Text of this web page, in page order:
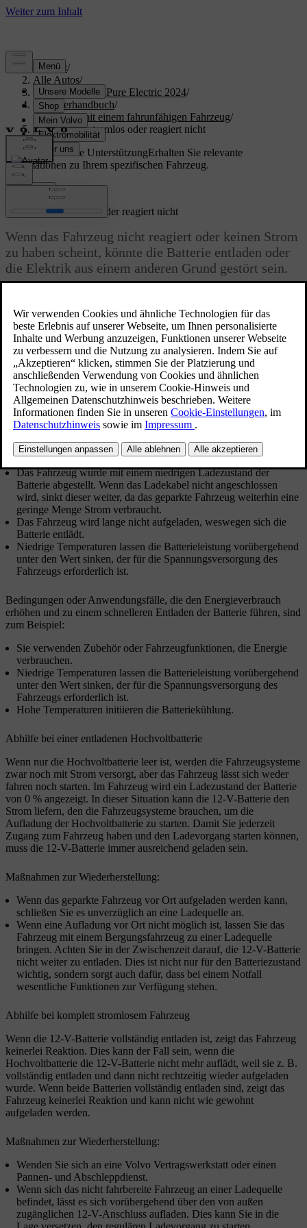
Support/
Alle Autos/
XC40 Recharge Pure Electric 2024/
Benutzerhandbuch/
Umgang mit einem fahrunfähigen Fahrzeug/
Fahrzeug ist stromlos oder reagiert nicht
Maßgeschneiderte UnterstützungErhalten Sie relevante
Informationen zu Ihrem spezifischen Fahrzeug.
Anmelden
Fahrzeug ist stromlos oder reagiert nicht
Wenn das Fahrzeug nicht reagiert oder keinen Strom
zu haben scheint, könnte die Batterie entladen oder
die Elektrik aus einem anderen Grund gestört sein.
Aktionen Ihrerseits. Hierzu gehört auch der Versuch, das Fahrzeug
zu entriegeln oder zu starten.
Wenn das Fahrzeug wegen einer nicht ausreichenden
Stromversorgung nicht reagiert, haben Sie je nach Ausgangslage
verschiedene Möglichkeiten, das Problem zu beheben.
In folgenden Fällen kann es vorkommen, dass beide
Fahrzeugbatterien entladen sind:
Das Fahrzeug wurde bis zu einem Ladezustand von 0 % gefahren
und nicht direkt wieder aufgeladen.
Das Fahrzeug wurde mit einem niedrigen Ladezustand der
Batterie abgestellt. Wenn das Ladekabel nicht angeschlossen
wird, sinkt dieser weiter, da das geparkte Fahrzeug weiterhin eine
geringe Menge Strom verbraucht.
Das Fahrzeug wird lange nicht aufgeladen, weswegen sich die
Batterie entlädt.
Niedrige Temperaturen lassen die Batterieleistung vorübergehend
unter den Wert sinken, der für die Spannungsversorgung des
Fahrzeugs erforderlich ist.
Bedingungen oder Anwendungsfälle, die den Energieverbrauch
erhöhen und zu einem schnelleren Entladen der Batterie führen, sind
zum Beispiel:
Sie verwenden Zubehör oder Fahrzeugfunktionen, die Energie
verbrauchen.
Niedrige Temperaturen lassen die Batterieleistung vorübergehend
unter den Wert sinken, der für die Spannungsversorgung des
Fahrzeugs erforderlich ist.
Hohe Temperaturen initiieren die Batteriekühlung.
Abhilfe bei einer entladenen Hochvoltbatterie
Wenn nur die Hochvoltbatterie leer ist, werden die Fahrzeugsysteme
zwar noch mit Strom versorgt, aber das Fahrzeug lässt sich weder
fahren noch starten. Im Fahrzeug wird ein Ladezustand der Batterie
von 0 % angezeigt. In dieser Situation kann die 12-V-Batterie den
Strom liefern, den die Fahrzeugsysteme brauchen, um die
Aufladung der Hochvoltbatterie zu starten. Damit Sie jederzeit
Zugang zum Fahrzeug haben und den Ladevorgang starten können,
muss die 12-V-Batterie immer ausreichend geladen sein.
Maßnahmen zur Wiederherstellung:
Wenn das geparkte Fahrzeug vor Ort aufgeladen werden kann,
schließen Sie es unverzüglich an eine Ladequelle an.
Wenn eine Aufladung vor Ort nicht möglich ist, lassen Sie das
Fahrzeug mit einem Bergungsfahrzeug zu einer Ladequelle
bringen. Achten Sie in der Zwischenzeit darauf, die 12-V-Batterie
nicht weiter zu entladen. Dies ist nicht nur für den Batteriezustand
wichtig, sondern sorgt auch dafür, dass bei einem Notfall
wesentliche Funktionen zur Verfügung stehen.
Abhilfe bei komplett stromlosem Fahrzeug
Wenn die 12-V-Batterie vollständig entladen ist, zeigt das Fahrzeug
keinerlei Reaktion. Dies kann der Fall sein, wenn die
Hochvoltbatterie die 12-V-Batterie nicht mehr auflädt, weil sie z. B.
vollständig entladen und dann nicht rechtzeitig wieder aufgeladen
wurde. Wenn beide Batterien vollständig entladen sind, zeigt das
Fahrzeug keinerlei Reaktion und kann nicht wie gewohnt
aufgeladen werden.
Maßnahmen zur Wiederherstellung:
Wenden Sie sich an eine Volvo Vertragswerkstatt oder einen
Pannen- und Abschleppdienst.
Wenn sich das nicht fahrbereite Fahrzeug an einer Ladequelle
befindet, lässt es sich vorübergehend über den von außen
zugänglichen 12-V-Anschluss aufladen. Dies kann Sie in die